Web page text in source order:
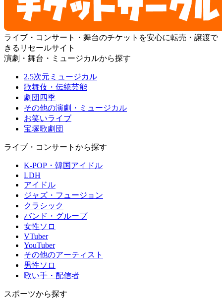
ライブ・コンサート・舞台のチケットを安心に転売・譲渡で
きるリセールサイト
演劇・舞台・ミュージカルから探す
2.5次元ミュージカル
歌舞伎・伝統芸能
劇団四季
その他の演劇・ミュージカル
お笑いライブ
宝塚歌劇団
ライブ・コンサートから探す
K-POP・韓国アイドル
LDH
アイドル
ジャズ・フュージョン
クラシック
バンド・グループ
女性ソロ
VTuber
YouTuber
その他のアーティスト
男性ソロ
歌い手・配信者
スポーツから探す